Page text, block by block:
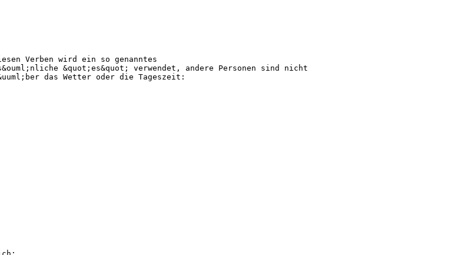
Verben wird ein so genanntes
&quot;es&quot; verwendet, andere Personen sind nicht
das Wetter oder die Tageszeit: